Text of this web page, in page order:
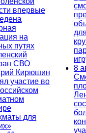
впервые
на
путях
СВО
Кирюшин
участие во
для
8